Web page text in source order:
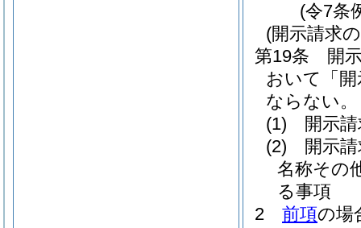
(令7条
(開示請求
第19条
開
おいて「
ならない。
(1)
開示
(2)
開示
名称その
る事項
2
前項の場